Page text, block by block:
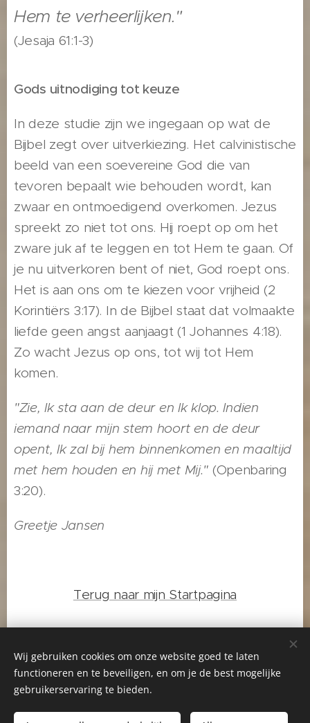
Hem te verheerlijken."
(Jesaja 61:1-3)
Gods uitnodiging tot keuze
In deze studie zijn we ingegaan op wat de
Bijbel zegt over uitverkiezing. Het calvinistische
beeld van een soevereine God die van
tevoren bepaalt wie behouden wordt, kan
zwaar en ontmoedigend overkomen. Jezus
spreekt zo niet tot ons. Hij roept op om het
zware juk af te leggen en tot Hem te gaan. Of
je nu uitverkoren bent of niet, God roept ons.
Het is aan ons om te kiezen voor vrijheid (2
Korintiërs 3:17). In de Bijbel staat dat volmaakte
liefde geen angst aanjaagt (1 Johannes 4:18).
Zo wacht Jezus op ons, tot wij tot Hem
komen.
"Zie, Ik sta aan de deur en Ik klop. Indien
iemand naar mijn stem hoort en de deur
opent, Ik zal bij hem binnenkomen en maaltijd
met hem houden en hij met Mij." (Openbaring
3:20).
Greetje Jansen
Terug naar mijn Startpagina
Gerda Huizinga - Greetje Jansen
Facebook Gerda Huizinga-Facebook Greetje Jansen
Wij gebruiken cookies om onze website goed te laten
functioneren en te beveiligen, en om je de best mogelijke
gebruikerservaring te bieden.